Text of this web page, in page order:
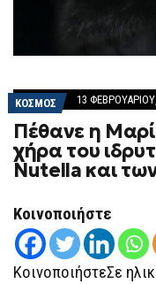
ΚΟΣΜΟΣ 13
Πέθανε η
χήρα του
Nutella και
Κοινοποιήστε
ΚοινοποιήστεΣε